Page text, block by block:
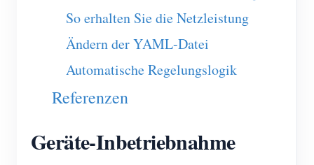
IAMMETER Aktivitäten
Forum
App Store
Website erkunden
Über uns
So erhalten Sie die Netzleistung
Ändern der YAML-Datei
Automatische Regelungslogik
Referenzen
Geräte-Inbetriebnahme